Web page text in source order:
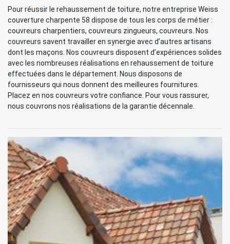
Pour réussir le rehaussement de toiture, notre entreprise Weiss
couverture charpente 58 dispose de tous les corps de métier :
couvreurs charpentiers, couvreurs zingueurs, couvreurs. Nos
couvreurs savent travailler en synergie avec d’autres artisans
dont les maçons. Nos couvreurs disposent d’expériences solides
avec les nombreuses réalisations en rehaussement de toiture
effectuées dans le département. Nous disposons de
fournisseurs qui nous donnent des meilleures fournitures.
Placez en nos couvreurs votre confiance. Pour vous rassurer,
nous couvrons nos réalisations de la garantie décennale.